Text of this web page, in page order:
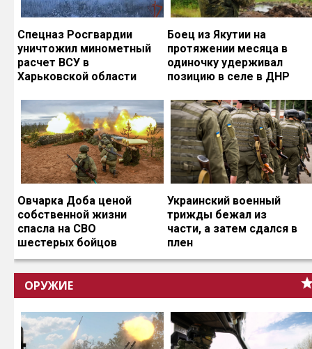
Спецназ Росгвардии
уничтожил минометный
расчет ВСУ в
Харьковской области
Боец из Якутии на
протяжении месяца в
одиночку удерживал
позицию в селе в ДНР
Овчарка Доба ценой
собственной жизни
спасла на СВО
шестерых бойцов
Украинский военный
трижды бежал из
части, а затем сдался в
плен
ОРУЖИЕ